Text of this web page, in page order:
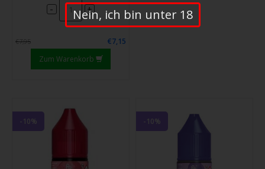
- +
€7,95
€7,15
Zum Warenkorb
-10% -10%
Nein, ich bin unter 18